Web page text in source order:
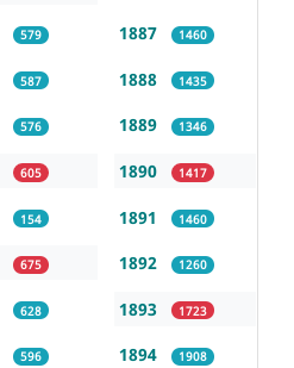
579
587
576
605
154
675
628
596
1887 1460
1888 1435
1889 1346
1890 1417
1891 1460
1892 1260
1893 1723
1894 1908